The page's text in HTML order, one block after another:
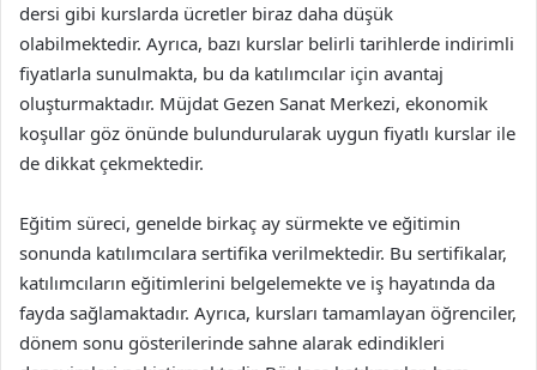
dersi gibi kurslarda ücretler biraz daha düşük
olabilmektedir. Ayrıca, bazı kurslar belirli tarihlerde indirimli
fiyatlarla sunulmakta, bu da katılımcılar için avantaj
oluşturmaktadır. Müjdat Gezen Sanat Merkezi, ekonomik
koşullar göz önünde bulundurularak uygun fiyatlı kurslar ile
de dikkat çekmektedir.
Eğitim süreci, genelde birkaç ay sürmekte ve eğitimin
sonunda katılımcılara sertifika verilmektedir. Bu sertifikalar,
katılımcıların eğitimlerini belgelemekte ve iş hayatında da
fayda sağlamaktadır. Ayrıca, kursları tamamlayan öğrenciler,
dönem sonu gösterilerinde sahne alarak edindikleri